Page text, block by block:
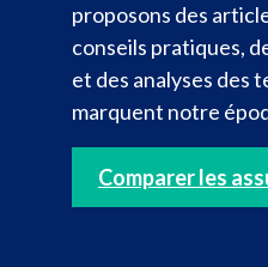
proposons des
conseils pratiques,
et des analyses des
marquent notre
Comparer les